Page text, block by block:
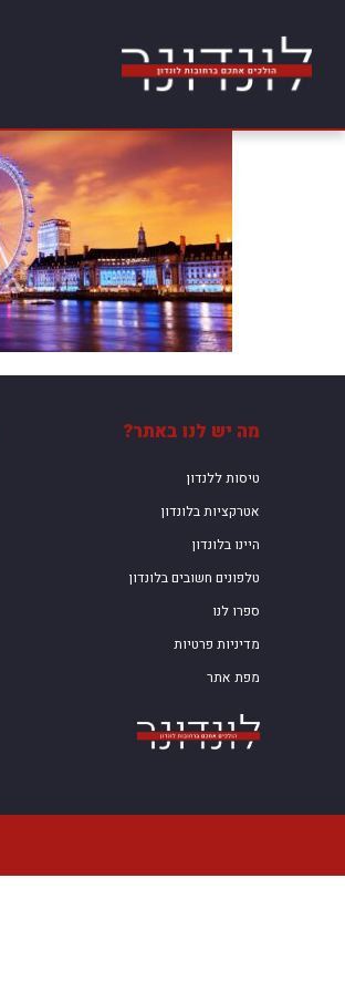
מה יש לנו באתר?
טיסות ללנדון
אטרקציות בלונדון
היינו בלונדון
טלפונים חשובים בלונדון
ספרו לנו
מדיניות פרטיות
מפת אתר